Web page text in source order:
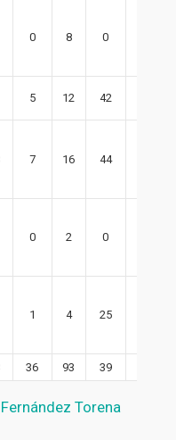
0 8 0
5 12 42
7 16 44
0 2 0
1 4 25
36 93 39
Torena